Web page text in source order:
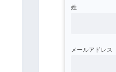
姓
メールアドレス